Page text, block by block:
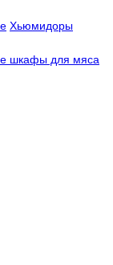
Хьюмидоры
шкафы для мяса